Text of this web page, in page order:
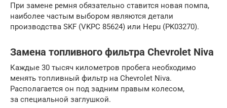
При замене ремня обязательно ставится новая помпа,
наиболее частым выбором являются детали
производства SKF (VKPC 85624) или Hepu (PK03270).
Замена топливного фильтра Chevrolet Niva
Каждые 30 тысяч километров пробега необходимо
менять топливный фильтр на Chevrolet Niva.
Располагается он под задним правым колесом,
за специальной заглушкой.